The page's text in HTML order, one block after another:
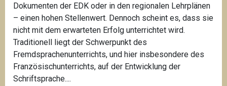
Dokumenten der EDK oder in den regionalen Lehrplänen
– einen hohen Stellenwert. Dennoch scheint es, dass sie
nicht mit dem erwarteten Erfolg unterrichtet wird.
Traditionell liegt der Schwerpunkt des
Fremdsprachenunterrichts, und hier insbesondere des
Französischunterrichts, auf der Entwicklung der
Schriftsprache....